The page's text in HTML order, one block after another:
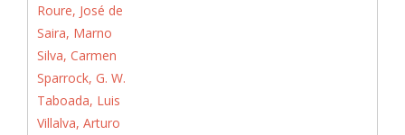
Roure, José de
Saira, Marno
Silva, Carmen
Sparrock, G. W.
Taboada, Luis
Villalva, Arturo